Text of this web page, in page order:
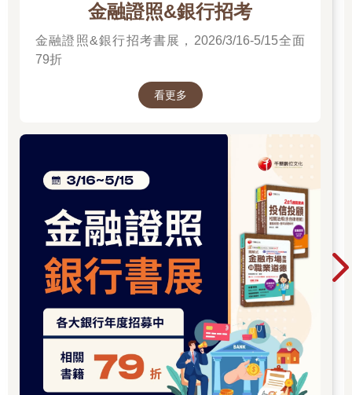
金融證照&銀行招考
金融證照&銀行招考書展，2026/3/16-5/15全面
79折
看更多